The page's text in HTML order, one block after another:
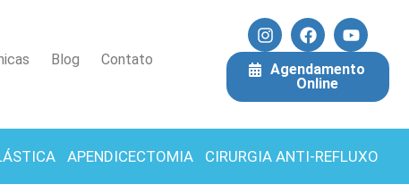
Agendamento
Online
Blog Contato
APENDICECTOMIA CIRURGIA ANTI-REFLUXO